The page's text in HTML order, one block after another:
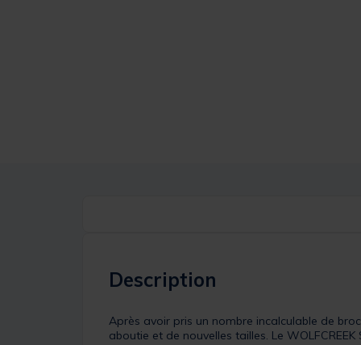
Description
Après avoir pris un nombre incalculable de
aboutie et de nouvelles tailles. Le